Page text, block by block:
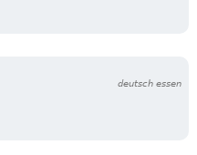
deutsch essen